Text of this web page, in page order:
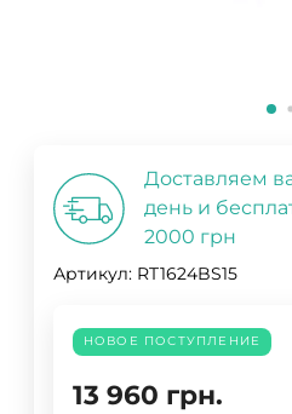
Доставляем
день и
2000 грн
Артикул: RT1624BS15
НОВОЕ ПОСТУПЛЕНИЕ
13 960 грн.